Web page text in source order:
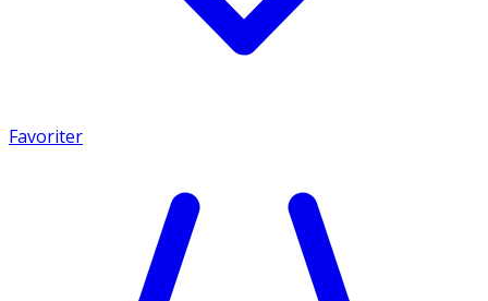
Favoriter